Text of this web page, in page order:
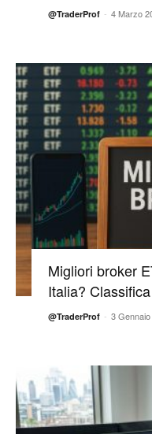
@TraderProf - 4 Marzo
Migliori broker
Italia?
@TraderProf - 3